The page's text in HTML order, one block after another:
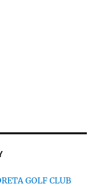
GOLF CLUB